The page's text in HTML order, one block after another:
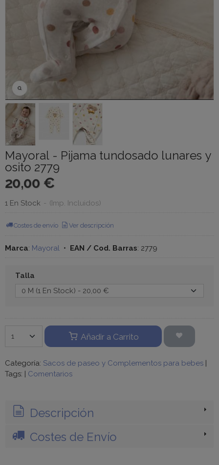
Mayoral - Pijama tundosado lunares y
osito 2779
20,00 €
1 En Stock - (Imp. Incluidos)
Costes de envío Ver descripción
Marca: Mayoral • EAN / Cod. Barras: 2779
Talla
Añadir a Carrito
Categoría: Sacos de paseo y Complementos para bebes
Tags:
Comentarios
Descripción
Costes de Envío